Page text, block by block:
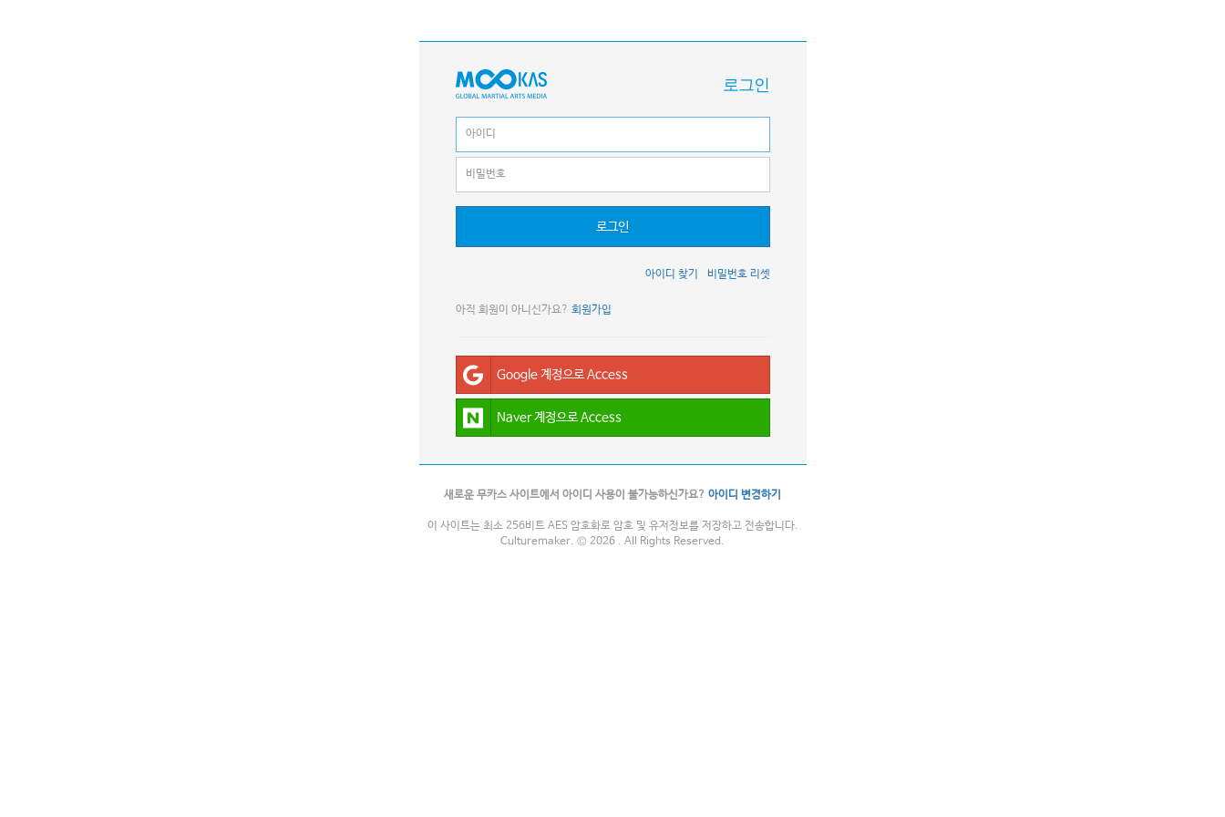
로그인
로그인
비밀번호 리셋
아이디 찾기
아직 회원이 아니신가요? 회원가입
Google 계정으로 Access
Naver 계정으로 Access
새로운 무카스 사이트에서 아이디 사용이 불가능하신가요? 아이디 변경하기
이 사이트는 최소 256비트 AES 암호화로 암호 및 유저정보를 저장하고 전송합니다.
Culturemaker. © 2026 . All Rights Reserved.